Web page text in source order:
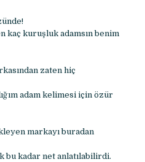
kaç kuruşluk adamsın benim
zaten hiç
adam kelimesi için özür
markayı buradan
bu kadar net anlatılabilirdi.